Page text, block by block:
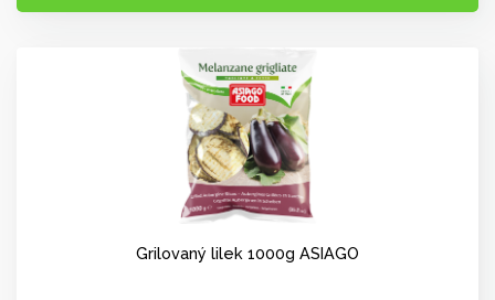
Grilovaný lilek 1000g ASIAGO